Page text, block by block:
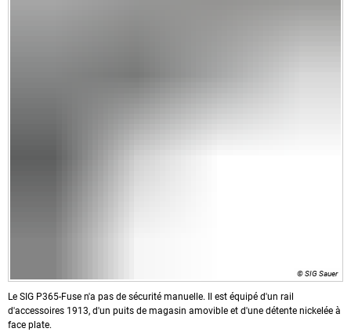
© SIG Sauer
Le SIG P365-Fuse n'a pas de sécurité manuelle. Il est équipé d'un rail
d'accessoires 1913, d'un puits de magasin amovible et d'une détente nickelée à
face plate.